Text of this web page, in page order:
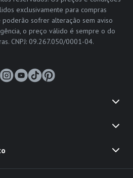
exclusivamente para compras
sofrer alteração sem aviso
o preço válido é sempre o do
CNPJ: 09.267.050/0001-04.